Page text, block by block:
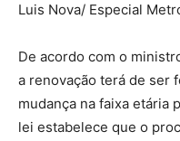
Luis Nova/ Especial
De acordo com o
a renovação terá de ser
mudança na faixa etária
lei estabelece que o